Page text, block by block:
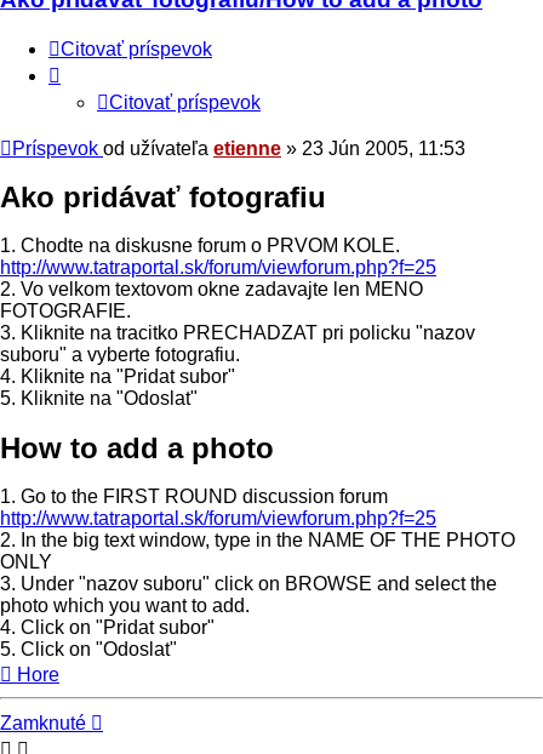
Citovať príspevok
Citovať príspevok
Príspevok od užívateľa etienne » 23 Jún 2005, 11:53
Ako pridávať fotografiu
1. Chodte na diskusne forum o PRVOM KOLE.
http://www.tatraportal.sk/forum/viewforum.php?f=25
2. Vo velkom textovom okne zadavajte len MENO
FOTOGRAFIE.
3. Kliknite na tracitko PRECHADZAT pri policku "nazov
suboru" a vyberte fotografiu.
4. Kliknite na "Pridat subor"
5. Kliknite na "Odoslat"
How to add a photo
1. Go to the FIRST ROUND discussion forum
http://www.tatraportal.sk/forum/viewforum.php?f=25
2. In the big text window, type in the NAME OF THE PHOTO
ONLY
3. Under "nazov suboru" click on BROWSE and select the
photo which you want to add.
4. Click on "Pridat subor"
5. Click on "Odoslat"
Hore
Zamknuté